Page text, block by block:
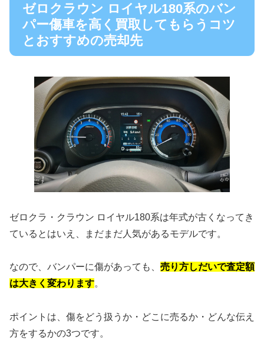
ゼロクラウン ロイヤル180系のバン
パー傷車を高く買取してもらうコツ
とおすすめの売却先
ゼロクラ・クラウン ロイヤル180系は年式が古くなってき
ているとはいえ、まだまだ人気があるモデルです。
なので、バンパーに傷があっても、 売り方しだいで査定額
は大きく変わります。
ポイントは、傷をどう扱うか・どこに売るか・どんな伝え
方をするかの3つです。